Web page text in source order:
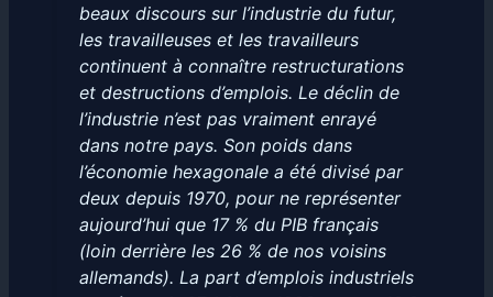
beaux discours sur l’industrie du futur,
les travailleuses et les travailleurs
continuent à connaître restructurations
et destructions d’emplois. Le déclin de
l’industrie n’est pas vraiment enrayé
dans notre pays. Son poids dans
l’économie hexagonale a été divisé par
deux depuis 1970, pour ne représenter
aujourd’hui que 17 % du PIB français
(loin derrière les 26 % de nos voisins
allemands). La part d’emplois industriels